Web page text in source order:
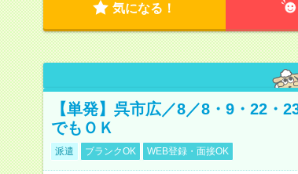
気になる！
【単発】呉市広／8／8・9・22・
でもＯＫ
派遣 ブランクOK WEB登録・面接OK